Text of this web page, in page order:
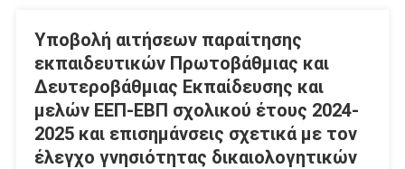
Υποβολή αιτήσεων παραίτησης
εκπαιδευτικών Πρωτοβάθμιας και
Δευτεροβάθμιας Εκπαίδευσης και
μελών ΕΕΠ-ΕΒΠ σχολικού έτους 2024-
2025 και επισημάνσεις σχετικά με τον
έλεγχο γνησιότητας δικαιολογητικών